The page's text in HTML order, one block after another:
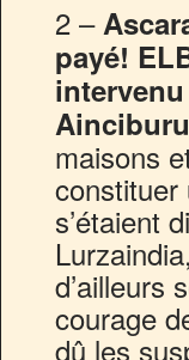
2 –
payé!
maisons
constituer
s’étaient
d’ailleurs
courage
dû les